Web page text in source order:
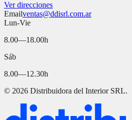
Ver direcciones
Emailventas@ddisrl.com.ar
Lun-Vie
8.00—18.00h
Sáb
8.00—12.30h
© 2026 Distribuidora del Interior SRL.